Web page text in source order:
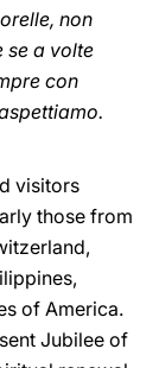
non
se a volte
con
visitors
those from
of America.
Jubilee of